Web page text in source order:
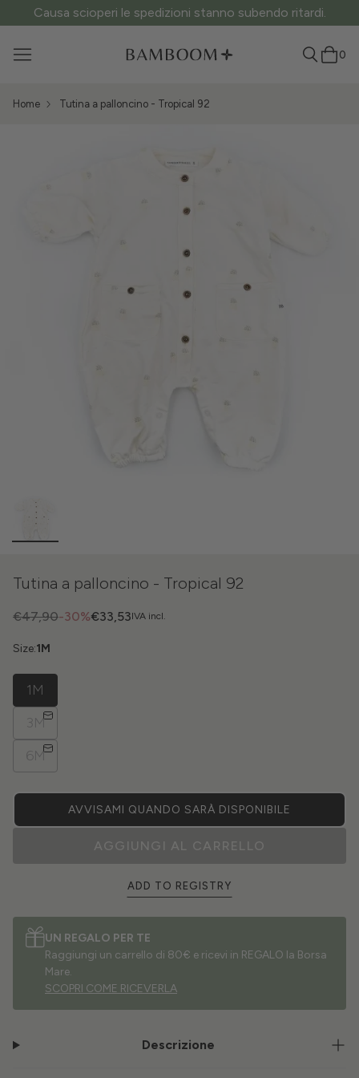
Causa scioperi le spedizioni stanno subendo ritardi.
0
Home Tutina a palloncino - Tropical 92
Tutina a palloncino - Tropical 92
IVA incl.
-30%
€47,90 €33,53
Size:1M
1M
3M
6M
AVVISAMI QUANDO SARÀ DISPONIBILE
AGGIUNGI AL CARRELLO
ADD TO REGISTRY
UN REGALO PER TE
Raggiungi un carrello di 80€ e ricevi in REGALO la Borsa
Mare.
SCOPRI COME RICEVERLA
Descrizione